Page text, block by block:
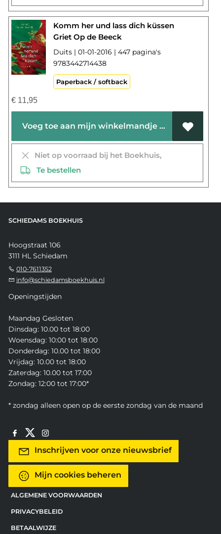
Komm her und lass dich küssen
Griet Op de Beeck
Duits | 01-01-2016 | 447 pagina's
9783442714438
Paperback / softback
€11,95
Voeg toe aan mijn winkelmandje
Niet op voorraad bij het Boekhuis,
Te bestellen
SCHIEDAMS BOEKHUIS
Hoogstraat 106
3111 HL Schiedam
010-7611352
info@schiedamsboekhuis.nl
Openingstijden
Maandag Gesloten
Dinsdag: 10.00 tot 18:00
Woensdag: 10:00 tot 18:00
Donderdag: 10.00 tot 18:00
Vrijdag: 10.00 tot 18:00
Zaterdag: 10.00 tot 17:00
Zondag: 12:00 tot 17:00*
* zondag alleen open op de eerste zondag van de maand
Inschrijven voor onze nieuwsbrief
Mijn cookies beheren
ALGEMENE VOORWAARDEN
PRIVACYBELEID
BETAALWIJZE